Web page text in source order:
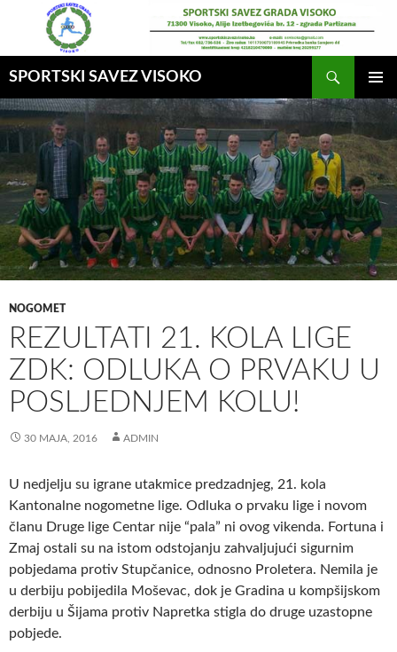
SPORTSKI SAVEZ VISOKO
GLAVNI
NOGOMET
REZULTATI 21. KOLA LIGE
ZDK: ODLUKA O PRVAKU U
POSLJEDNJEM KOLU!
30 MAJA, 2016 ADMIN
U nedjelju su igrane utakmice predzadnjeg, 21. kola
Kantonalne nogometne lige. Odluka o prvaku lige i novom
članu Druge lige Centar nije “pala” ni ovog vikenda. Fortuna i
Zmaj ostali su na istom odstojanju zahvaljujući sigurnim
pobjedama protiv Stupčanice, odnosno Proletera. Nemila je
u derbiju pobijedila Moševac, dok je Gradina u kompšijskom
derbiju u Šijama protiv Napretka stigla do druge uzastopne
pobjede.